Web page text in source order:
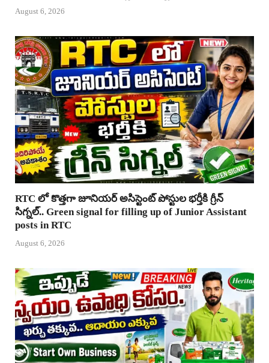
August 6, 2026
RTC లో కొత్తగా జూనియర్ అసిస్టెంట్ పోస్టుల భర్తీకి గ్రీన్
సిగ్నల్.. Green signal for filling up of Junior Assistant
posts in RTC
August 6, 2026